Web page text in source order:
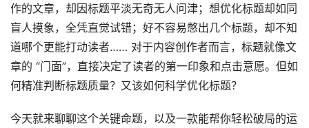
作的文章，却因标题平淡无奇无人问津；想优化标题却如同
盲人摸象，全凭直觉试错；好不容易憋出几个标题，却不知
道哪个更能打动读者…… 对于内容创作者而言，标题就像文
章的 “门面”，直接决定了读者的第一印象和点击意愿。但如
何精准判断标题质量？又该如何科学优化标题？
今天就来聊聊这个关键命题，以及一款能帮你轻松破局的运